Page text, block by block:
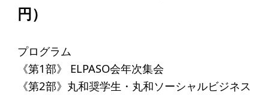
募集要項
ソーシャルビジネス支援
円）
プログラム
《第1部》 ELPASO会年次集会
《第2部》丸和奨学生・丸和ソーシャルビジネス